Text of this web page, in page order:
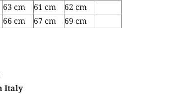
63 cm 61 cm
62 cm
66 cm 67 cm 69 cm
Italy